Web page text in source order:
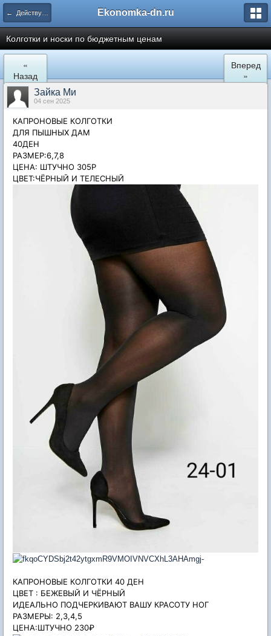
← Действующие закупки Ekonomka-dn.ru
Колготки и носки по бюджетным ценам
«
Назад
Вперед
»
Зайка Ми
04 сен 2025
КАПРОНОВЫЕ КОЛГОТКИ
ДЛЯ ПЫШНЫХ ДАМ
40ДЕН
РАЗМЕР:6,7,8
ЦЕНА: ШТУЧНО 305Р
ЦВЕТ:ЧЁРНЫЙ И ТЕЛЕСНЫЙ
КАПРОНОВЫЕ КОЛГОТКИ 40 ДЕН
ЦВЕТ : БЕЖЕВЫЙ И ЧЁРНЫЙ
ИДЕАЛЬНО ПОДЧЕРКИВАЮТ ВАШУ КРАСОТУ НОГ
РАЗМЕРЫ: 2,3,4,5
ЦЕНА:ШТУЧНО 230₽